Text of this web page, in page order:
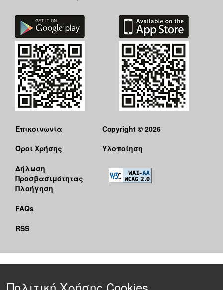
Επικοινωνία
Όροι Χρήσης
Δήλωση
Προσβασιμότητας
Πλοήγηση
FAQs
RSS
Copyright © 2026
Υλοποίηση